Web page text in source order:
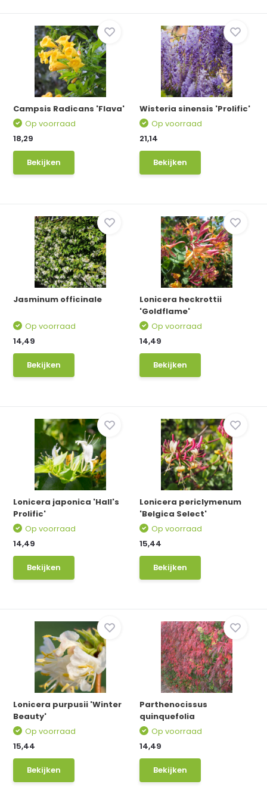
Campsis Radicans 'Flava'
Op voorraad
18,29
Bekijken
Wisteria sinensis 'Prolific'
Op voorraad
21,14
Bekijken
Jasminum officinale
Op voorraad
14,49
Bekijken
Lonicera heckrottii
'Goldflame'
Op voorraad
14,49
Bekijken
Lonicera japonica 'Hall's
Prolific'
Op voorraad
14,49
Bekijken
Lonicera periclymenum
'Belgica Select'
Op voorraad
15,44
Bekijken
Lonicera purpusii 'Winter
Beauty'
Op voorraad
15,44
Bekijken
Parthenocissus
quinquefolia
Op voorraad
14,49
Bekijken